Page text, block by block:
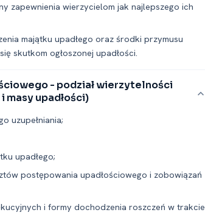
zapewnienia wierzycielom jak najlepszego ich
majątku upadłego oraz środki przymusu
skutkom ogłoszonej upadłości.
-⁠ podział wierzytelności
upadłości)
uzupełniania;
upadłego;
postępowania upadłościowego i zobowiązań
i formy dochodzenia roszczeń w trakcie